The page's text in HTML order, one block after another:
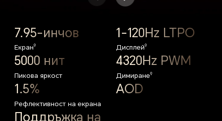
7.95-инчов
Екран9
1-120Hz LTPO
Дисплей9
5000 нит
Пикова яркост
4320Hz PWM
Димиране9
1.5%
Рефлективност на екрана
AOD
Поддръжка на
6.52-инчов
Екран9
1-120Hz LTPO
Дисплей9
6000 нит
Пикова яркост
4320Hz PWM
Димиране9
1.5%
Рефлективност на екрана
AOD
Поддръжка на